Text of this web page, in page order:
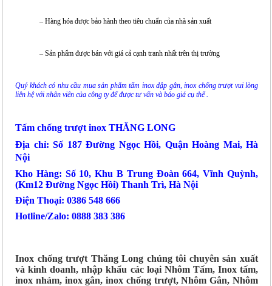
– Hàng hóa được bảo hành theo tiêu chuẩn của nhà sản xuất
– Sản phẩm được bán với giá cả cạnh tranh nhất trên thị trường
Quý khách có nhu cầu mua sản phẩm tấm inox dập gân, inox chống trượt vui lòng
liên hệ với nhân viên của công ty để được tư vấn và báo giá cụ thể .
Tấm chống trượt inox THĂNG LONG
Địa chỉ: Số 187 Đường Ngọc Hồi, Quận Hoàng Mai, Hà
Nội
Kho Hàng: Số 10, Khu B Trung Đoàn 664, Vĩnh Quỳnh,
(Km12 Đường Ngọc Hồi) Thanh Trì, Hà Nội
Điện Thoại: 0386 548 666
Hotline/Zalo: 0888 383 386
Inox chống trượt Thăng Long chúng tôi chuyên sản xuất
và kinh doanh, nhập khẩu các loại Nhôm Tấm, Inox tấm,
inox nhám, inox gân, inox chống trượt, Nhôm Gân, Nhôm